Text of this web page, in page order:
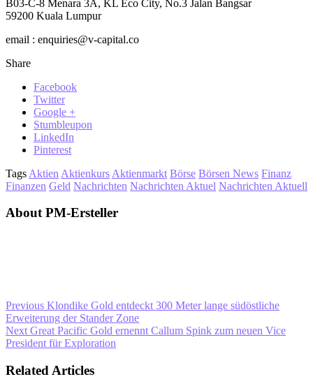
B03-C-8 Menara 3A, KL Eco City, No.3 Jalan Bangsar
59200 Kuala Lumpur
email : enquiries@v-capital.co
Share
Facebook
Twitter
Google +
Stumbleupon
LinkedIn
Pinterest
Tags Aktien Aktienkurs Aktienmarkt Börse Börsen News Finanz
Finanzen Geld Nachrichten Nachrichten Aktuel Nachrichten Aktuell
About PM-Ersteller
Previous Klondike Gold entdeckt 300 Meter lange südöstliche
Erweiterung der Stander Zone
Next Great Pacific Gold ernennt Callum Spink zum neuen Vice
President für Exploration
Related Articles